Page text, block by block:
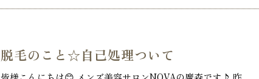
脱毛のこと☆自己処理ついて